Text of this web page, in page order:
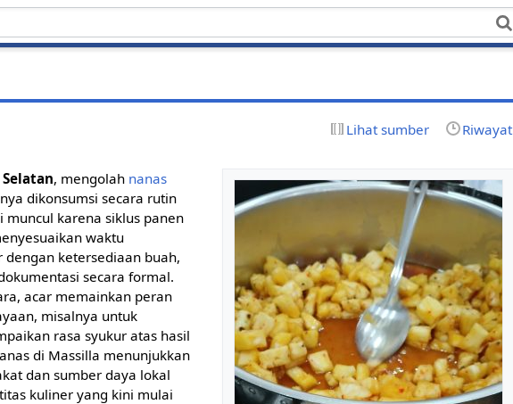
Lihat sumber Riwayat
, mengolah nanas
dikonsumsi secara rutin
muncul karena siklus panen
waktu
dengan ketersediaan buah,
secara formal.
acar memainkan peran
misalnya untuk
rasa syukur atas hasil
di Massilla menunjukkan
dan sumber daya lokal
kuliner yang kini mulai